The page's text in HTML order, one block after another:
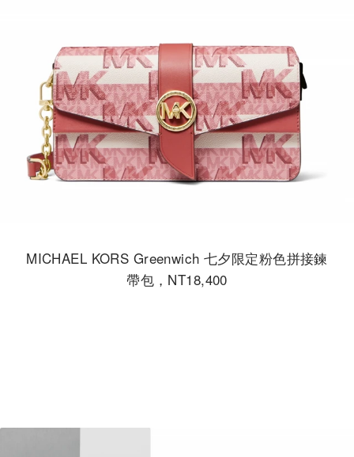
MICHAEL KORS Greenwich 七夕限定粉色拼接鍊
帶包，NT18,400